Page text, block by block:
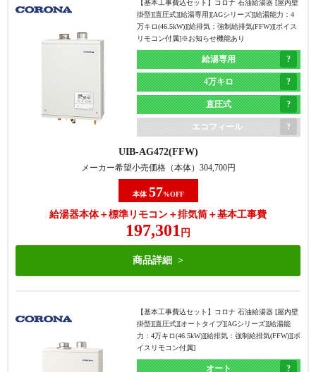
【基本工事費込セット】
コロナ 石油給湯器 [屋内壁
掛型][直圧式][給湯専用][AGシリーズ][給湯能力：4
万キロ(46.5kW)][給排気：強制給排気(FFW)][ボイス
リモコン付属]※お知らせ機能あり
給湯専用
4万キロ
直圧式
エコフィール
UIB-AG472(FFW)
メーカー希望小売価格（本体） 304,700円
本体 57%OFF
給湯器本体＋標準リモコン＋排気筒＋基本工事費
197,301 円
商品詳細
【基本工事費込セット】
コロナ 石油給湯器 [屋内壁
掛型][直圧式][オートタイプ][AGシリーズ][給湯能
力：4万キロ(46.5kW)][給排気：強制給排気(FFW)][ボ
イスリモコン付属]
オート